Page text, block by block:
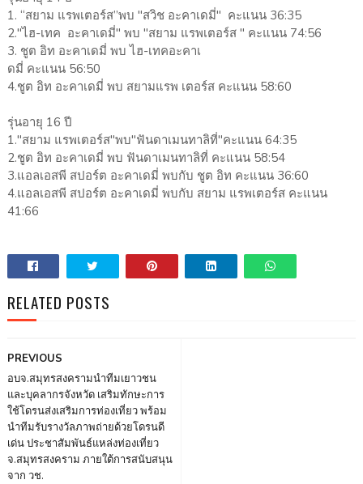
1. “สยาม แรพเตอร์ส”พบ "สวิช อะคาเดมี่" คะแนน 36:35
2."ไฮ-เทค อะคาเดมี่" พบ "สยาม แรพเตอร์ส " คะแนน 74:56
3. ชูต อิท อะคาเดมี่ พบ ไฮ-เทคอะคาเ
ดมี่ คะแนน 56:50
4.ชูต อิท อะคาเดมี่ พบ สยามแรพ เตอร์ส คะแนน 58:60
รุ่นอายุ 16 ปี
1."สยาม แรพเตอร์ส"พบ"ฟันดาเมนทาลิที่"คะแนน 64:35
2.ชูต อิท อะคาเดมี่ พบ ฟันดาเมนทาลิที่ คะแนน 58:54
3.แอลเอสพี สปอร์ต อะคาเดมี่ พบกับ ชูต อิท คะแนน 36:60
4.แอลเอสพี สปอร์ต อะคาเดมี่ พบกับ สยาม แรพเตอร์ส คะแนน
41:66
RELATED POSTS
PREVIOUS
อบจ.สมุทรสงครามนำทีมเยาวชน
และบุคลากรจังหวัด เสริมทักษะการ
ใช้โดรนส่งเสริมการท่องเที่ยว พร้อม
นำทีมรับรางวัลภาพถ่ายด้วยโดรนดี
เด่น ประชาสัมพันธ์แหล่งท่องเที่ยว
จ.สมุทรสงคราม ภายใต้การสนับสนุน
จาก วช.